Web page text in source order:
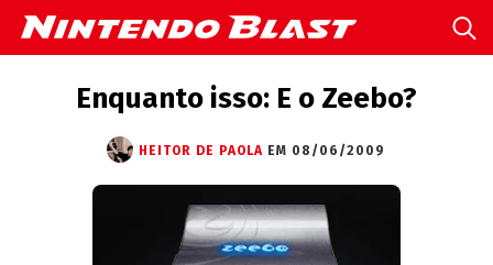
Enquanto isso: E o Zeebo?
HEITOR DE PAOLA EM 08/06/2009